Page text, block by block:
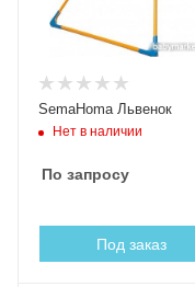
SemaHoma Львенок
Нет в наличии
По запросу
Под заказ